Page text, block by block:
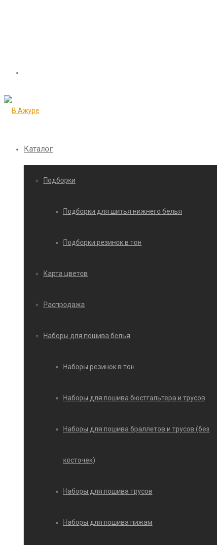
Каталог
Подборки
Подборки для шитья нижнего белья
Подборки резинок в тон
Карта цветов
Распродажа
Наборы для пошива белья
Наборы резинок в тон
Наборы для пошива бюстгальтера и трусов
Наборы для пошива браллетов и трусов (без
косточек)
Наборы для пошива трусов
Наборы для пошива пижам